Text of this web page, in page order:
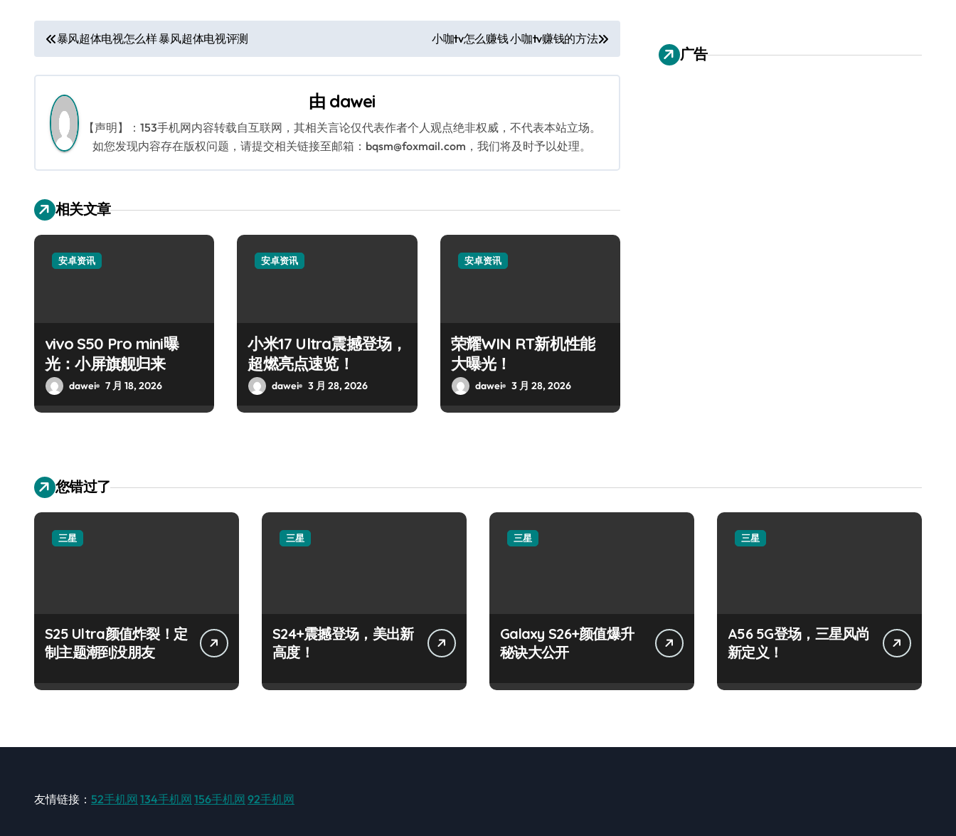
文
章
导
航
暴风超体电视怎么样 暴风超体电视评测 小咖tv怎么赚钱 小咖tv赚钱的方法
由 dawei
【声明】：153手机网内容转载自互联网，其相关言论仅代表作者个人观点绝非权威，不代表本站立场。
如您发现内容存在版权问题，请提交相关链接至邮箱：bqsm@foxmail.com，我们将及时予以处理。
相关文章
安卓资讯
vivo S50 Pro mini曝
光：小屏旗舰归来
dawei 7 月 18, 2026
安卓资讯
小米17 Ultra震撼登场，
超燃亮点速览！
dawei 3 月 28, 2026
安卓资讯
荣耀WIN RT新机性能
大曝光！
dawei 3 月 28, 2026
广告
您错过了
三星
S25 Ultra颜值炸裂！定
制主题潮到没朋友
三星
S24+震撼登场，美出新
高度！
三星
Galaxy S26+颜值爆升
秘诀大公开
三星
A56 5G登场，三星风尚
新定义！
友情链接： 52手机网 134手机网 156手机网 92手机网